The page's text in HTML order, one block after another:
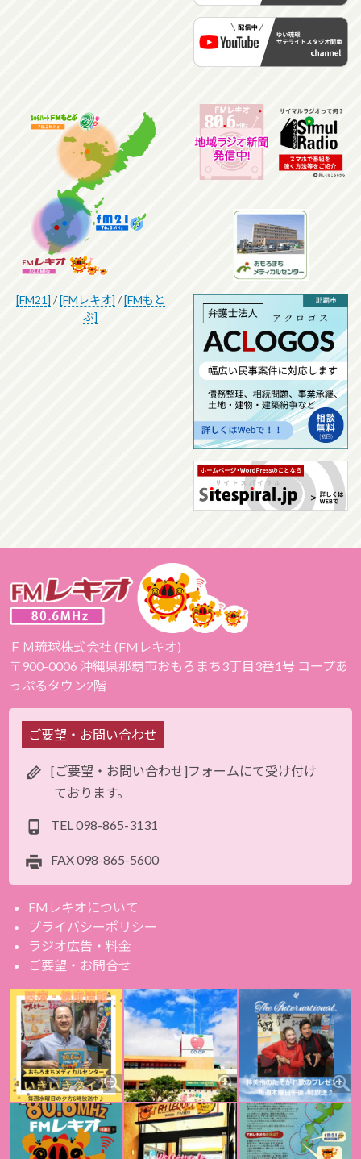
[FM21] /[FMレキオ] /[FMもと
ぶ]
ＦＭ琉球株式会社 (FMレキオ)
〒900-0006 沖縄県那覇市おもろまち3丁目3番1号 コープあ
っぷるタウン2階
ご要望・お問い合わせ
[ご要望・お問い合わせ]フォームにて受け付け
ております。
TEL098-865-3131
FAX098-865-5600
FMレキオについて
プライバシーポリシー
ラジオ広告・料金
ご要望・お問合せ